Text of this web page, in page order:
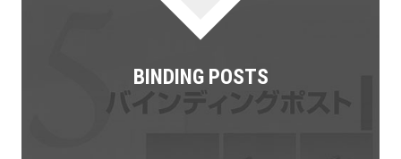
BINDING POSTS